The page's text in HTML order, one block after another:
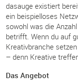
dasauge existiert
ein beispielloses
sowohl was die
betrifft. Wenn du auf
Kreativbranche
– denn Kreative
Das Angebot